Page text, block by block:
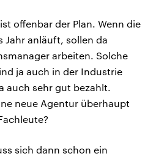
offenbar der Plan. Wenn die
Jahr anläuft, sollen da
arbeiten. Solche
ja auch in der Industrie
auch sehr gut bezahlt.
neue Agentur überhaupt
sich dann schon ein